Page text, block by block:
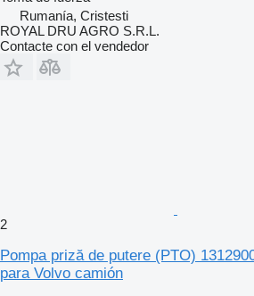
Rumanía, Cristesti
ROYAL DRU AGRO S.R.L.
Contacte con el vendedor
2
Pompa priză de putere (PTO)
para Volvo camión